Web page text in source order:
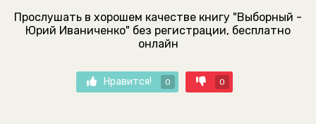
Прослушать в хорошем качестве книгу "Выборный -
Юрий Иваниченко" без регистрации, бесплатно
онлайн
Нравится! 0 0